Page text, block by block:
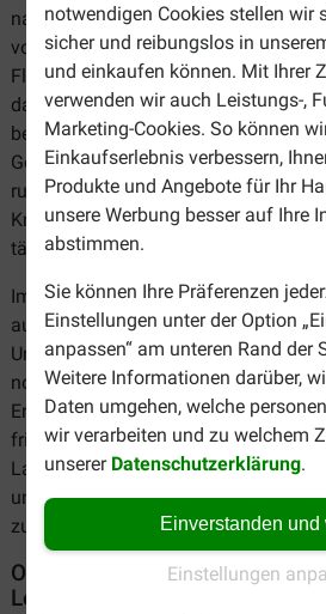
notwendigen Cookies stellen wir
sicher und reibungslos in
und einkaufen können. Mit Ihrer
verwenden wir auch Leistungs-,
Marketing-Cookies. So können
Einkaufserlebnis verbessern,
Produkte und Angebote für Ihr
unsere Werbung besser auf Ihre
abstimmen.
Sie können Ihre Präferenzen
Einstellungen unter der Option
anpassen“ am unteren Rand der
Weitere Informationen darüber,
Daten umgehen, welche
wir verarbeiten und zu welchem
unserer Datenschutzerklärung.
Einverstanden und
Einstellungen
natürlichen Ernährungsbedürfnisse
von der Philosophie aus, dass
Fleischfresser sind. Ihre
darauf hin, dass sie vor allem
benötigen, ergänzt durch kleine
Gemüse. Daher setzt Orijen auf eine
rund 80 % Fleisch und Fisch sowie 20
Kräutern. Etwa 60 bis 65 % der
täglich frisch angeliefert und
Im Jahr 2013 stellte Orijen seine
auf das Orijen Whole Prey Konzept
Unterschied zur früheren
noch größeren Vielfalt an frischen
Ergänzung besonders
frischem Organfleisch
Lammleber, grüner Pansen) und
und Knochenmark. Diese
zusätzliche tierische Proteine und
Orijen Trockenfutter für Hunde
Lebensphase